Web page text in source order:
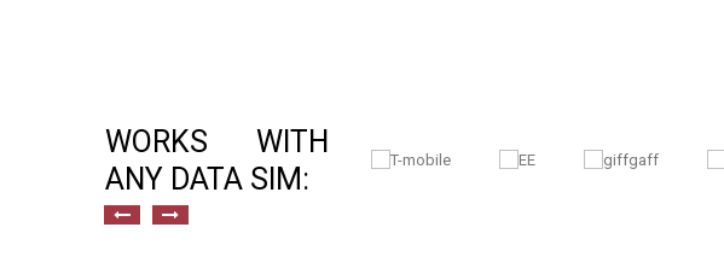
WORKS WITH
ANY DATA SIM: